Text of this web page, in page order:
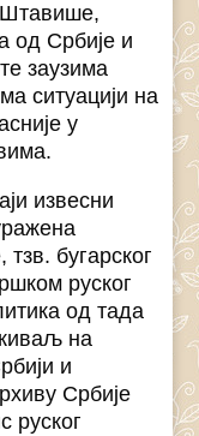
Штавише,
од Србије и
заузима
ситуацији на
у
извесни
бугарског
руског
од тада
на
и
Србије
руског